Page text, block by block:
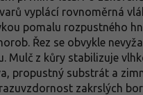
vyplácí rovnoměrná
pomalu rozpustného
Řez se obvykle
Mulč z kůry stabilizuje
propustný substrát a
zakrslých